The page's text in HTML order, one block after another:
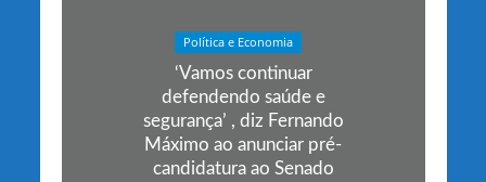
Política e Economia
‘Vamos continuar
defendendo saúde e
segurança’ , diz Fernando
Máximo ao anunciar pré-
candidatura ao Senado